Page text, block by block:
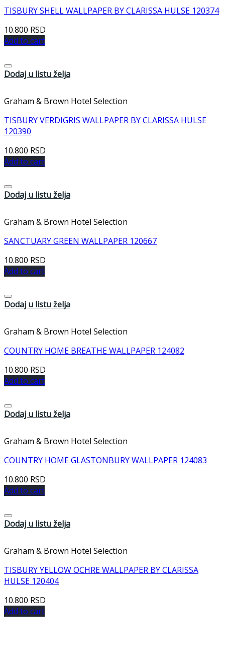
TISBURY SHELL WALLPAPER BY CLARISSA HULSE 120374
10.800 RSD
Add to cart
Dodaj u listu želja
Graham & Brown Hotel Selection
TISBURY VERDIGRIS WALLPAPER BY CLARISSA HULSE
120390
10.800 RSD
Add to cart
Dodaj u listu želja
Graham & Brown Hotel Selection
SANCTUARY GREEN WALLPAPER 120667
10.800 RSD
Add to cart
Dodaj u listu želja
Graham & Brown Hotel Selection
COUNTRY HOME BREATHE WALLPAPER 124082
10.800 RSD
Add to cart
Dodaj u listu želja
Graham & Brown Hotel Selection
COUNTRY HOME GLASTONBURY WALLPAPER 124083
10.800 RSD
Add to cart
Dodaj u listu želja
Graham & Brown Hotel Selection
TISBURY YELLOW OCHRE WALLPAPER BY CLARISSA
HULSE 120404
10.800 RSD
Add to cart